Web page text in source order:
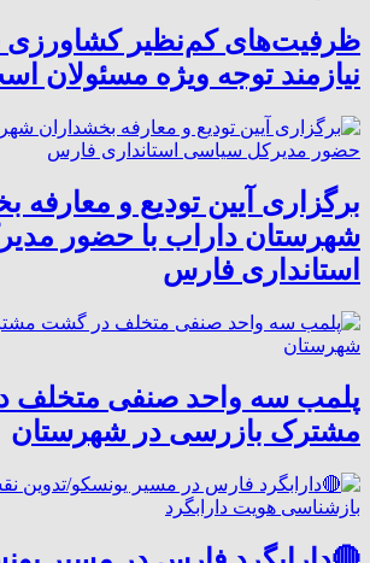
ظرفیت‌های کم‌نظیر کشاورزی
نیازمند توجه ویژه مسئولان
برگزاری آیین تودیع و معارفه
شهرستان داراب با حضور
استانداری فارس
پلمب سه واحد صنفی متخلف
مشترک بازرسی در شهرستان